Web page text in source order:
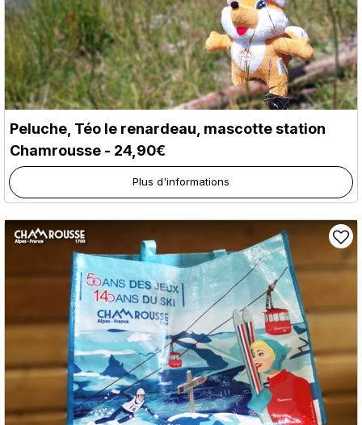
Peluche, Téo le renardeau, mascotte station
Chamrousse - 24,90€
Plus d'informations